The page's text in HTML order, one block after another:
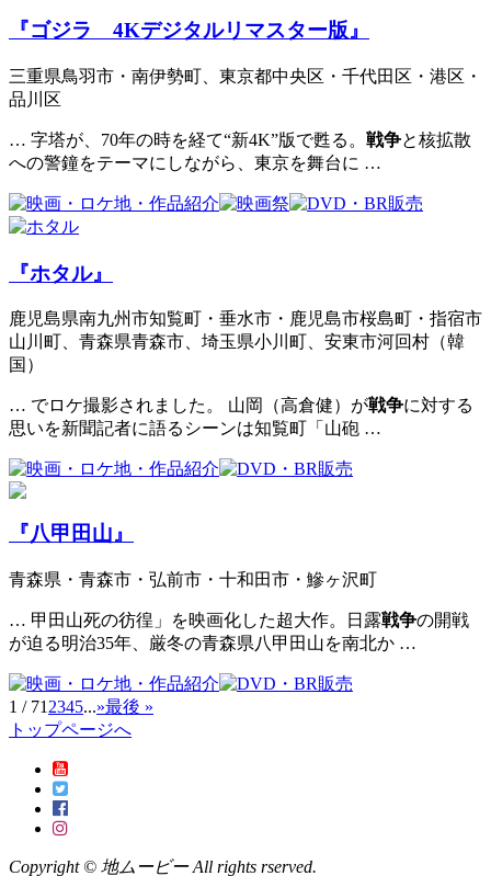
『ゴジラ 4Kデジタルリマスター版』
三重県鳥羽市・南伊勢町、東京都中央区・千代田区・港区・
品川区
… 字塔が、70年の時を経て“新4K”版で甦る。 戦争と核拡散
への警鐘をテーマにしながら、東京を舞台に …
『ホタル』
鹿児島県南九州市知覧町・垂水市・鹿児島市桜島町・指宿市
山川町、青森県青森市、埼玉県小川町、安東市河回村（韓
国）
… でロケ撮影されました。 山岡（高倉健）が戦争に対する
思いを新聞記者に語るシーンは知覧町「山砲 …
『八甲田山』
青森県・青森市・弘前市・十和田市・鰺ヶ沢町
… 甲田山死の彷徨」を映画化した超大作。日露戦争の開戦
が迫る明治35年、厳冬の青森県八甲田山を南北か …
1 / 71 2345...»最後 »
トップページへ
Copyright © 地ムービー All rights rserved.